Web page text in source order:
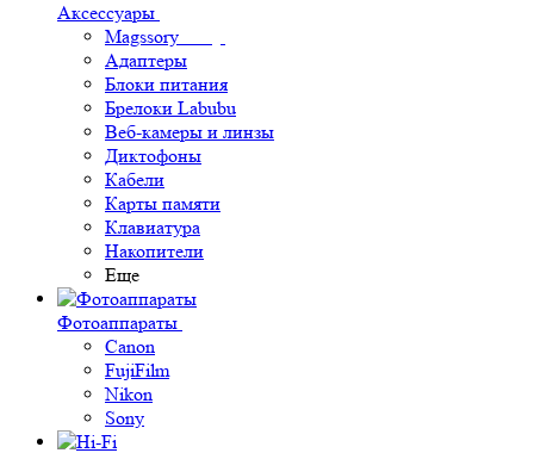
Аксессуары
Magssory
Адаптеры
Блоки питания
Брелоки Labubu
Веб-камеры и линзы
Диктофоны
Кабели
Карты памяти
Клавиатура
Накопители
Еще
Фотоаппараты
Canon
FujiFilm
Nikon
Sony